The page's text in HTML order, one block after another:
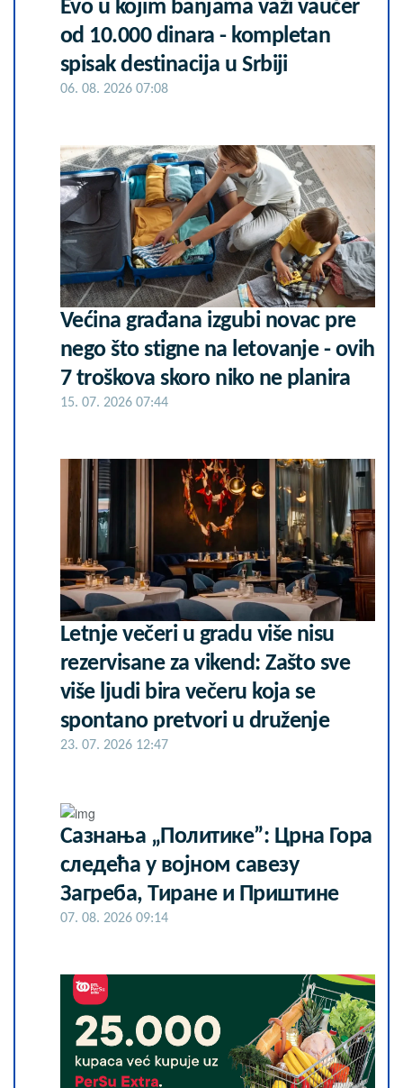
Evo u kojim banjama važi vaučer
od 10.000 dinara - kompletan
spisak destinacija u Srbiji
06. 08. 2026 07:08
Većina građana izgubi novac pre
nego što stigne na letovanje - ovih
7 troškova skoro niko ne planira
15. 07. 2026 07:44
Letnje večeri u gradu više nisu
rezervisane za vikend: Zašto sve
više ljudi bira večeru koja se
spontano pretvori u druženje
23. 07. 2026 12:47
Сазнања „Политике”: Црна Гора
следећа у војном савезу
Загреба, Тиране и Приштине
07. 08. 2026 09:14